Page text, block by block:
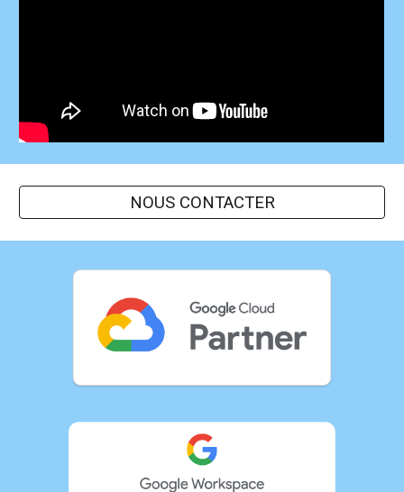
NOUS CONTACTER